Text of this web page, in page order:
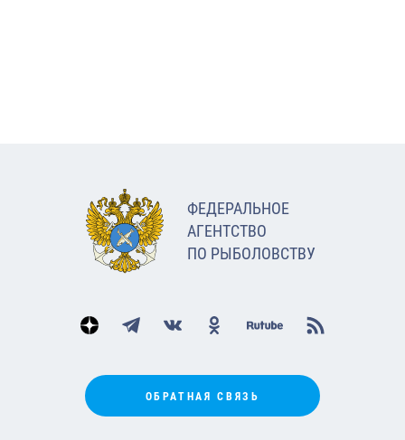
ФЕДЕРАЛЬНОЕ
АГЕНТСТВО
ПО РЫБОЛОВСТВУ
ОБРАТНАЯ СВЯЗЬ